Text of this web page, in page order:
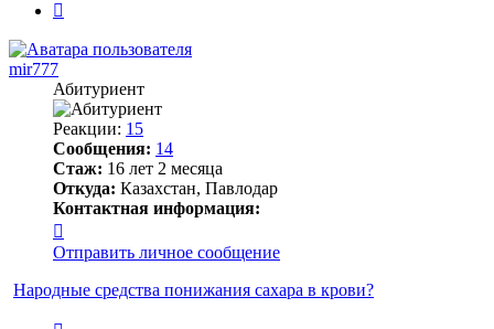
mir777
Абитуриент
Реакции: 15
Сообщения: 14
Стаж: 16 лет 2 месяца
Откуда: Казахстан, Павлодар
Контактная информация:
информация
пользователя
mir777
Отправить личное сообщение
Народные средства понижания сахара в крови?